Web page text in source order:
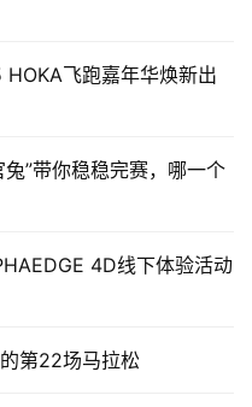
飞跑嘉年华焕新出
”带你稳稳完赛，哪一个
4D线下体验活动
第22场马拉松